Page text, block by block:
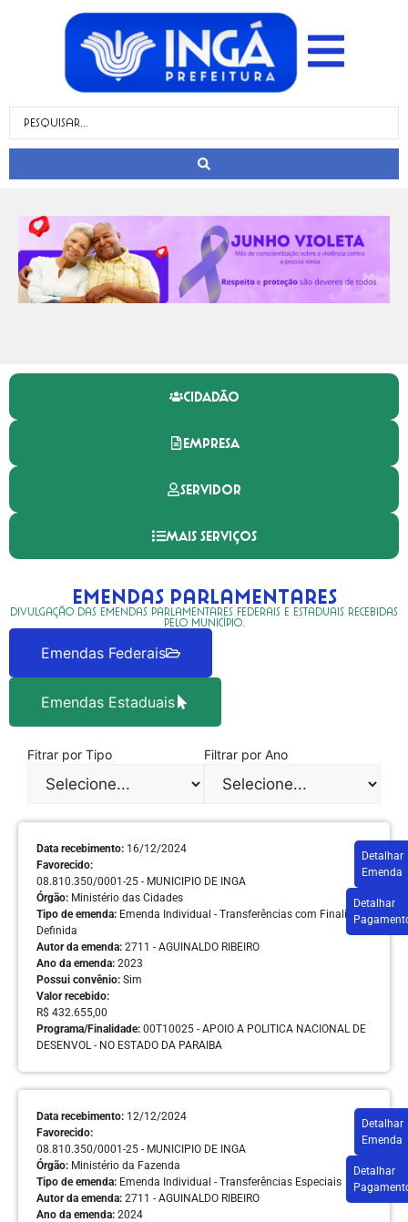
CIDADÃO
EMPRESA
SERVIDOR
MAIS SERVIÇOS
Emendas Parlamentares
Divulgação das emendas parlamentares federais e estaduais recebidas
pelo município.
Emendas Federais
Emendas Estaduais
Fitrar por Tipo Filtrar por Ano
Data recebimento: 16/12/2024
Favorecido:
08.810.350/0001-25 - MUNICIPIO DE INGA
Órgão: Ministério das Cidades
Tipo de emenda: Emenda Individual - Transferências com Finalidade
Definida
Autor da emenda: 2711 - AGUINALDO RIBEIRO
Ano da emenda: 2023
Possui convênio: Sim
Valor recebido:
R$ 432.655,00
Programa/Finalidade: 00T10025 - APOIO A POLITICA NACIONAL DE
DESENVOL - NO ESTADO DA PARAIBA
Detalhar
Emenda
Detalhar
Data recebimento: 12/12/2024
Favorecido:
08.810.350/0001-25 - MUNICIPIO DE INGA
Órgão: Ministério da Fazenda
Tipo de emenda: Emenda Individual - Transferências Especiais
Autor da emenda: 2711 - AGUINALDO RIBEIRO
Ano da emenda: 2024
Detalhar
Emenda
Detalhar